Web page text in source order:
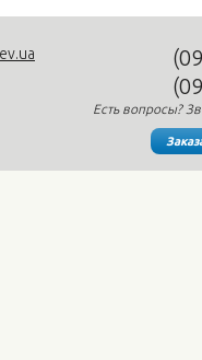
Есть вопросы?